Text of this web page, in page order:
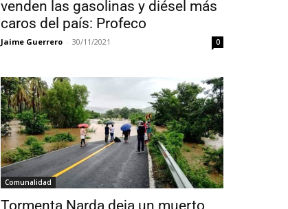
venden las gasolinas y diésel más
caros del país: Profeco
Jaime Guerrero - 30/11/2021 0
Comunalidad
Tormenta Narda deja un muerto